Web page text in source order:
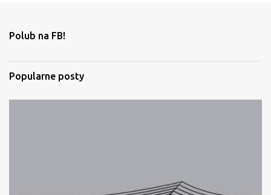
t
r
z
e
Polub na FB!
Popularne posty